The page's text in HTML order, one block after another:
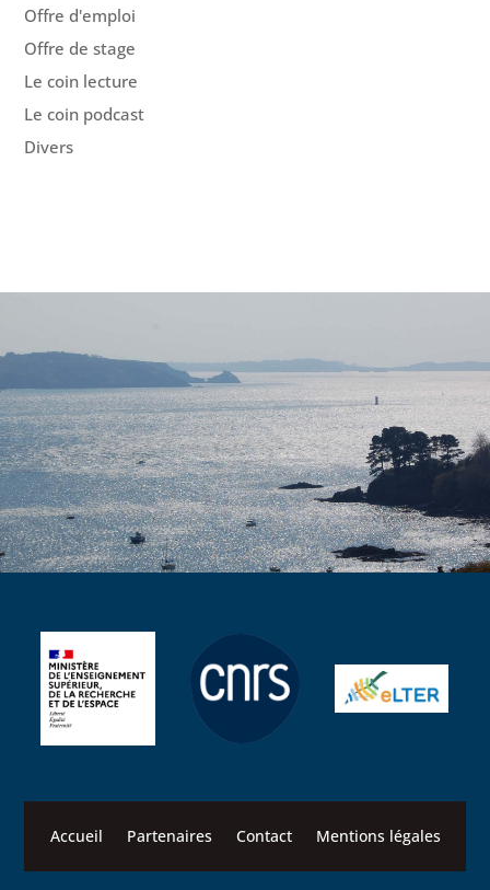
Offre d'emploi
Offre de stage
Le coin lecture
Le coin podcast
Divers
Accueil Partenaires Contact Mentions légales